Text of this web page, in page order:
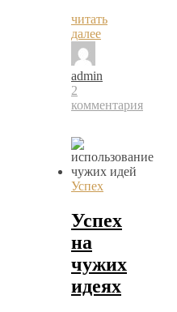
читать
далее
admin
2
комментария
Успех
Успех
на
чужих
идеях